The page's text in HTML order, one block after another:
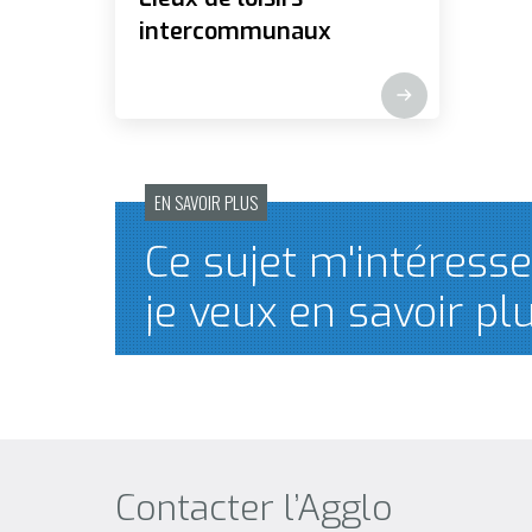
intercommunaux
EN SAVOIR PLUS
Ce sujet
je veux en savoir
Contacter l’Agglo